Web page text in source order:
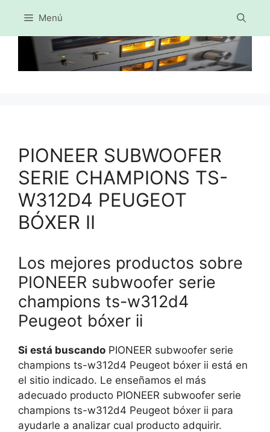
Saltar
al
contenido
Menú
PIONEER SUBWOOFER
SERIE CHAMPIONS TS-
W312D4 PEUGEOT
BÓXER II
Los mejores productos sobre
PIONEER subwoofer serie
champions ts-w312d4
Peugeot bóxer ii
Si está buscando PIONEER subwoofer serie
champions ts-w312d4 Peugeot bóxer ii está en
el sitio indicado. Le enseñamos el más
adecuado producto PIONEER subwoofer serie
champions ts-w312d4 Peugeot bóxer ii para
ayudarle a analizar cual producto adquirir.